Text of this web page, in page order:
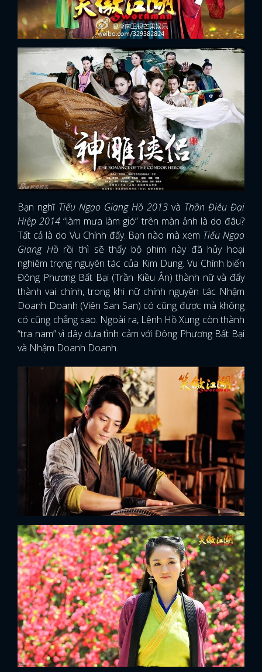
Bạn nghĩ Tiếu Ngạo Giang Hồ 2013 và Thần Điêu Đại
Hiệp 2014 “làm mưa làm gió” trên màn ảnh là do đâu?
Tất cả là do Vu Chính đấy. Bạn nào mà xem Tiếu Ngạo
Giang Hồrồi thì sẽ thấy bộ phim này đã hủy hoại
nghiêm trọng nguyên tác của Kim Dung. Vu Chính biến
Đông Phương Bất Bại (Trần Kiều Ân) thành nữ và đẩy
thành vai chính, trong khi nữ chính nguyên tác Nhậm
Doanh Doanh (Viên San San) có cũng được mà không
có cũng chẳng sao. Ngoài ra, Lệnh Hồ Xung còn thành
“tra nam” vì dây dưa tình cảm với Đông Phương Bất Bại
và Nhậm Doanh Doanh.